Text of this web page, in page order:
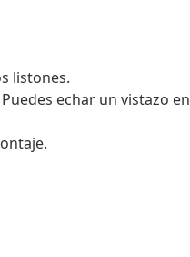
listones.
echar un vistazo en